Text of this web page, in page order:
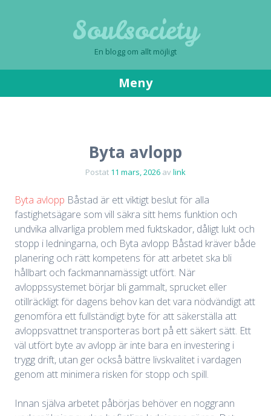
Soulsociety
En blogg om allt möjligt
Meny
Byta avlopp
Postat 11 mars, 2026 avlink
Byta avlopp Båstad är ett viktigt beslut för alla
fastighetsägare som vill säkra sitt hems funktion och
undvika allvarliga problem med fuktskador, dåligt lukt och
stopp i ledningarna, och Byta avlopp Båstad kräver både
planering och rätt kompetens för att arbetet ska bli
hållbart och fackmannamässigt utfört. När
avloppssystemet börjar bli gammalt, sprucket eller
otillräckligt för dagens behov kan det vara nödvändigt att
genomföra ett fullständigt byte för att säkerställa att
avloppsvattnet transporteras bort på ett säkert sätt. Ett
väl utfört byte av avlopp är inte bara en investering i
trygg drift, utan ger också bättre livskvalitet i vardagen
genom att minimera risken för stopp och spill.
Innan själva arbetet påbörjas behöver en noggrann